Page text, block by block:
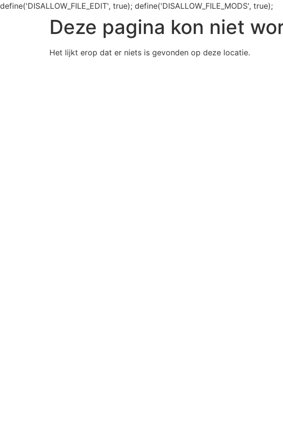
define('DISALLOW_FILE_EDIT', true); define('DISALLOW_FILE_MODS', true);
Deze pagina kon niet
Het lijkt erop dat er niets is gevonden op deze locatie.